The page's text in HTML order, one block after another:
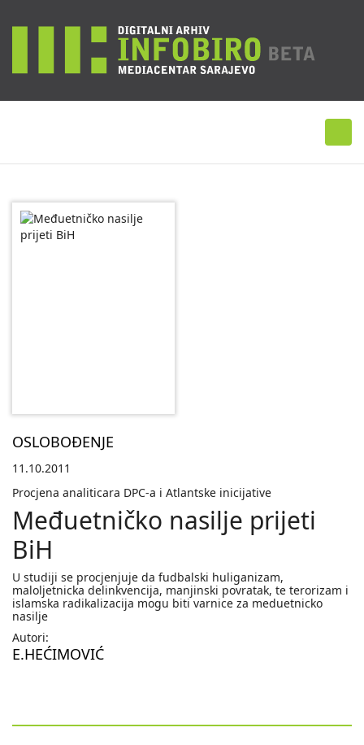
OSLOBOĐENJE
11.10.2011
Procjena analiticara DPC-a i Atlantske inicijative
Međuetničko nasilje prijeti
BiH
U studiji se procjenjuje da fudbalski huliganizam,
maloljetnicka delinkvencija, manjinski povratak, te terorizam i
islamska radikalizacija mogu biti varnice za meduetnicko
nasilje
Autori:
E.HEĆIMOVIĆ